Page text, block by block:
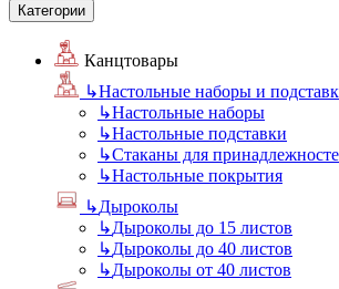
Категории
Канцтовары
↳Настольные наборы и
↳Настольные наборы
↳Настольные подставки
↳Стаканы для
↳Настольные покрытия
↳Дыроколы
↳Дыроколы до 15 листов
↳Дыроколы до 40 листов
↳Дыроколы от 40 листов